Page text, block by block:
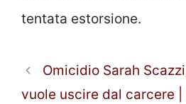
tentata estorsione.
Omicidio Sarah
vuole uscire dal carcere